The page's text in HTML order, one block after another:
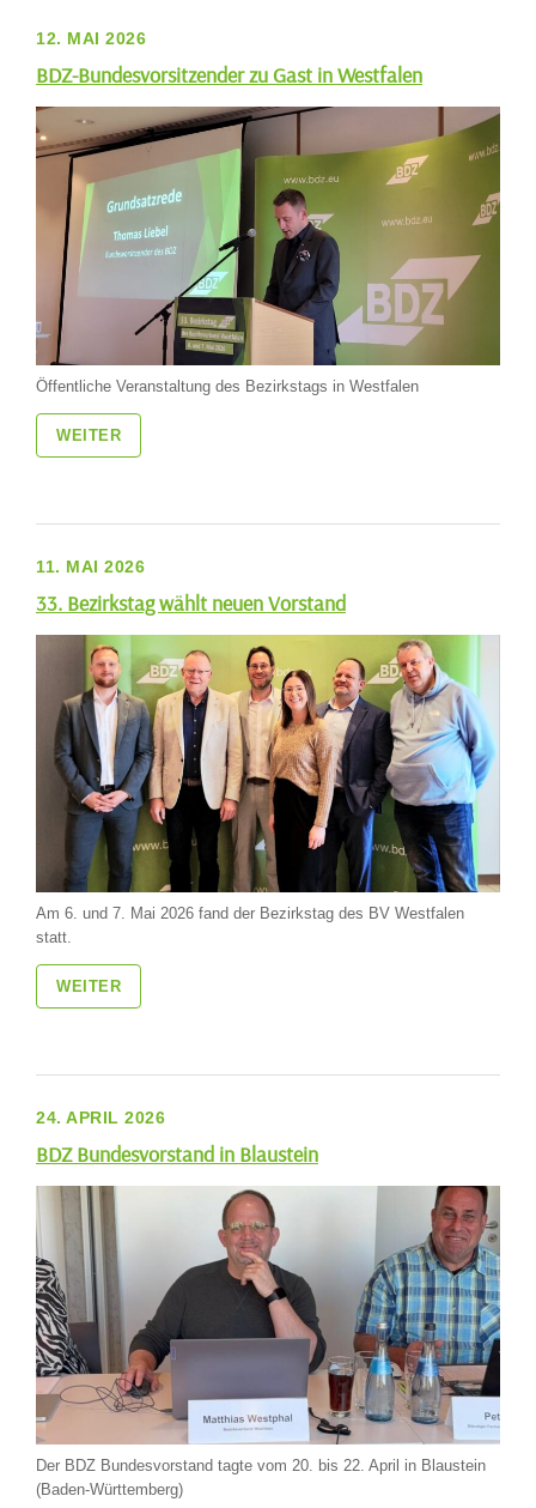
12. MAI 2026
BDZ-Bundesvorsitzender zu Gast in Westfalen
Öffentliche Veranstaltung des Bezirkstags in Westfalen
WEITER
11. MAI 2026
33. Bezirkstag wählt neuen Vorstand
Am 6. und 7. Mai 2026 fand der Bezirkstag des BV Westfalen
statt.
WEITER
24. APRIL 2026
BDZ Bundesvorstand in Blaustein
Der BDZ Bundesvorstand tagte vom 20. bis 22. April in Blaustein
(Baden-Württemberg)